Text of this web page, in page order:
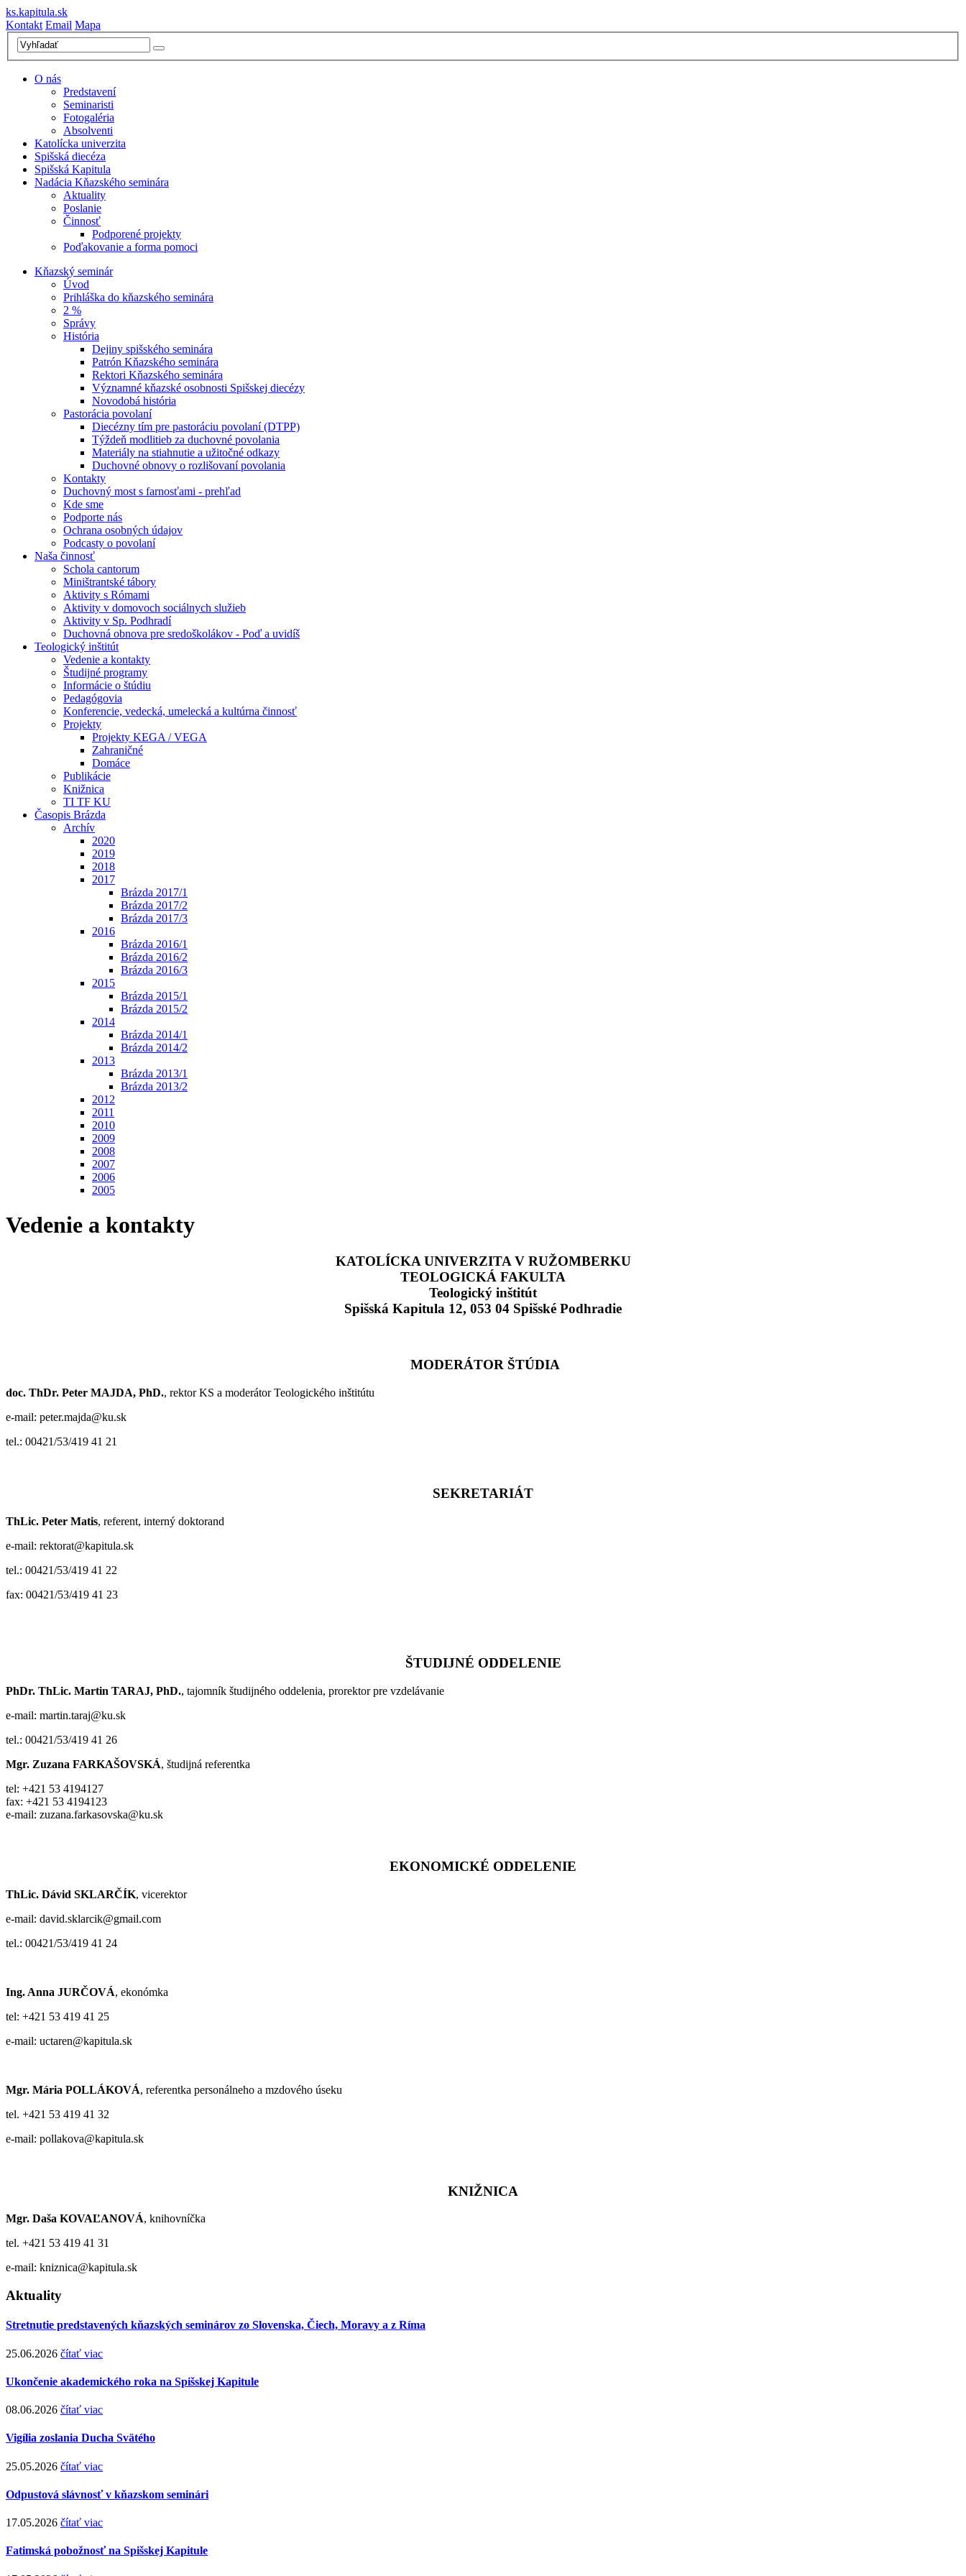
ks.kapitula.sk
Kontakt Email Mapa
O nás
Predstavení
Seminaristi
Fotogaléria
Absolventi
Katolícka univerzita
Spišská diecéza
Spišská Kapitula
Nadácia Kňazského seminára
Aktuality
Poslanie
Činnosť
Podporené projekty
Poďakovanie a forma pomoci
Kňazský seminár
Úvod
Prihláška do kňazského seminára
2 %
Správy
História
Dejiny spišského seminára
Patrón Kňazského seminára
Rektori Kňazského seminára
Významné kňazské osobnosti Spišskej diecézy
Novodobá história
Pastorácia povolaní
Diecézny tím pre pastoráciu povolaní (DTPP)
Týždeň modlitieb za duchovné povolania
Materiály na stiahnutie a užitočné odkazy
Duchovné obnovy o rozlišovaní povolania
Kontakty
Duchovný most s farnosťami - prehľad
Kde sme
Podporte nás
Ochrana osobných údajov
Podcasty o povolaní
Naša činnosť
Schola cantorum
Miništrantské tábory
Aktivity s Rómami
Aktivity v domovoch sociálnych služieb
Aktivity v Sp. Podhradí
Duchovná obnova pre sredoškolákov - Poď a uvidíš
Teologický inštitút
Vedenie a kontakty
Študijné programy
Informácie o štúdiu
Pedagógovia
Konferencie, vedecká, umelecká a kultúrna činnosť
Projekty
Projekty KEGA / VEGA
Zahraničné
Domáce
Publikácie
Knižnica
TI TF KU
Časopis Brázda
Archív
2020
2019
2018
2017
Brázda 2017/1
Brázda 2017/2
Brázda 2017/3
2016
Brázda 2016/1
Brázda 2016/2
Brázda 2016/3
2015
Brázda 2015/1
Brázda 2015/2
2014
Brázda 2014/1
Brázda 2014/2
2013
Brázda 2013/1
Brázda 2013/2
2012
2011
2010
2009
2008
2007
2006
2005
Vedenie a kontakty
KATOLÍCKA UNIVERZITA V RUŽOMBERKU
TEOLOGICKÁ FAKULTA
Teologický inštitút
Spišská Kapitula 12, 053 04 Spišské Podhradie
MODERÁTOR ŠTÚDIA
doc. ThDr. Peter MAJDA, PhD., rektor KS a moderátor Teologického inštitútu
e-mail: peter.majda@ku.sk
tel.: 00421/53/419 41 21
SEKRETARIÁT
ThLic. Peter Matis, referent, interný doktorand
e-mail: rektorat@kapitula.sk
tel.: 00421/53/419 41 22
fax: 00421/53/419 41 23
ŠTUDIJNÉ ODDELENIE
PhDr. ThLic. Martin TARAJ, PhD., tajomník študijného oddelenia, prorektor pre vzdelávanie
e-mail: martin.taraj@ku.sk
tel.: 00421/53/419 41 26
Mgr. Zuzana FARKAŠOVSKÁ, študijná referentka
tel: +421 53 4194127
fax: +421 53 4194123
e-mail: zuzana.farkasovska@ku.sk
EKONOMICKÉ ODDELENIE
ThLic. Dávid SKLARČÍK, vicerektor
e-mail: david.sklarcik@gmail.com
tel.: 00421/53/419 41 24
Ing. Anna JURČOVÁ, ekonómka
tel: +421 53 419 41 25
e-mail: uctaren@kapitula.sk
Mgr. Mária POLLÁKOVÁ, referentka personálneho a mzdového úseku
tel. +421 53 419 41 32
e-mail: pollakova@kapitula.sk
KNIŽNICA
Mgr. Daša KOVAĽANOVÁ, knihovníčka
tel. +421 53 419 41 31
e-mail: kniznica@kapitula.sk
Aktuality
Stretnutie predstavených kňazských seminárov zo Slovenska, Čiech, Moravy a z Ríma
25.06.2026 čítať viac
Ukončenie akademického roka na Spišskej Kapitule
08.06.2026 čítať viac
Vigília zoslania Ducha Svätého
25.05.2026 čítať viac
Odpustová slávnosť v kňazskom seminári
17.05.2026 čítať viac
Fatimská pobožnosť na Spišskej Kapitule